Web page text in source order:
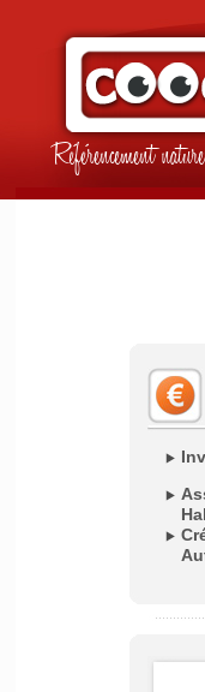
Référencement